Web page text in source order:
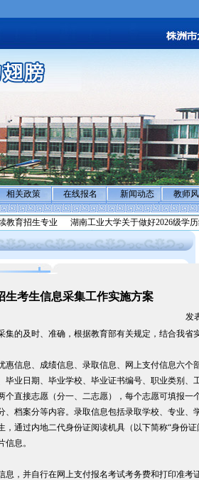
相关政策 在线报名 新闻动态 教师
生专业 湖南工业大学关于做好2026级学历继续教
生考生信息采集工作实施方案
发
的及时、准确，根据教育部有关规定，结合我省
信息、成绩信息、录取信息、网上支付信息六个
业日期、毕业学校、毕业证书编号、职业类别、
直接志愿（分一、二志愿），每个志愿可填报一
档案分等内容。录取信息包括录取学校、专业、
通过内地二代身份证阅读机具（以下简称“身份证
息。
，并自行在网上支付报名考试考务费和打印准考